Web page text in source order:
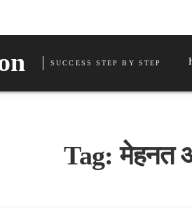
SUCCESS STEP BY STEP
Tag:मेहनत